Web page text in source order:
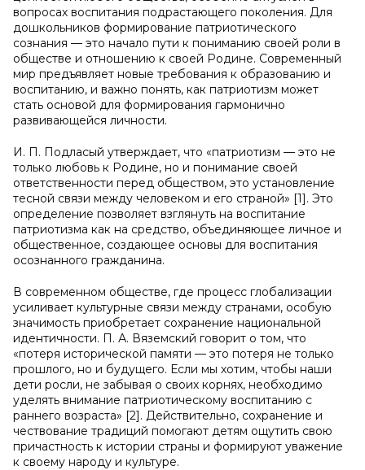
вопросах воспитания подрастающего поколения. Для
дошкольников формирование патриотического
сознания — это начало пути к пониманию своей роли в
обществе и отношению к своей Родине. Современный
мир предъявляет новые требования к образованию и
воспитанию, и важно понять, как патриотизм может
стать основой для формирования гармонично
развивающейся личности.
И. П. Подласый утверждает, что «патриотизм — это не
только любовь к Родине, но и понимание своей
ответственности перед обществом, это установление
тесной связи между человеком и его страной» [1]. Это
определение позволяет взглянуть на воспитание
патриотизма как на средство, объединяющее личное и
общественное, создающее основы для воспитания
осознанного гражданина.
В современном обществе, где процесс глобализации
усиливает культурные связи между странами, особую
значимость приобретает сохранение национальной
идентичности. П. А. Вяземский говорит о том, что
«потеря исторической памяти — это потеря не только
прошлого, но и будущего. Если мы хотим, чтобы наши
дети росли, не забывая о своих корнях, необходимо
уделять внимание патриотическому воспитанию с
раннего возраста» [2]. Действительно, сохранение и
чествование традиций помогают детям ощутить свою
причастность к истории страны и формируют уважение
к своему народу и культуре.